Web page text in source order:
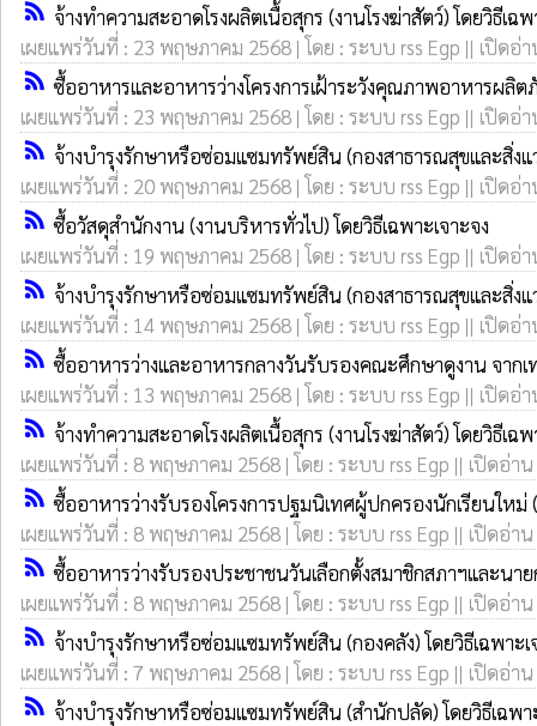
rss_feed จ้างทำความสะอาดโรงผลิตเนื้อสุกร (งานโรงฆ่าสัตว์) โดยวิธีเฉพ
เผยแพร่วันที่ : 23 พฤษภาคม 2568 | โดย : ระบบ rss Egp || เปิดอ่
rss_feed ซื้ออาหารและอาหารว่างโครงการเฝ้าระวังคุณภาพอาหาร
เผยแพร่วันที่ : 23 พฤษภาคม 2568 | โดย : ระบบ rss Egp || เปิดอ่
rss_feed จ้างบำรุงรักษาหรือซ่อมแซมทรัพย์สิน (กองสาธารณสุขและสิ่งแ
เผยแพร่วันที่ : 20 พฤษภาคม 2568 | โดย : ระบบ rss Egp || เปิดอ่
rss_feed ซื้อวัสดุสำนักงาน (งานบริหารทั่วไป) โดยวิธีเฉพาะเจาะจง
เผยแพร่วันที่ : 19 พฤษภาคม 2568 | โดย : ระบบ rss Egp || เปิดอ่
rss_feed จ้างบำรุงรักษาหรือซ่อมแซมทรัพย์สิน (กองสาธารณสุขและสิ่งแ
เผยแพร่วันที่ : 14 พฤษภาคม 2568 | โดย : ระบบ rss Egp || เปิดอ่
rss_feed ซื้ออาหารว่างและอาหารกลางวันรับรองคณะศึกษาดูงาน จาก
เผยแพร่วันที่ : 13 พฤษภาคม 2568 | โดย : ระบบ rss Egp || เปิดอ่
rss_feed จ้างทำความสะอาดโรงผลิตเนื้อสุกร (งานโรงฆ่าสัตว์) โดยวิธีเฉพ
เผยแพร่วันที่ : 8 พฤษภาคม 2568 | โดย : ระบบ rss Egp || เปิดอ่า
rss_feed ซื้ออาหารว่างรับรองโครงการปฐมนิเทศผู้ปกครองนักเรียนให
เผยแพร่วันที่ : 8 พฤษภาคม 2568 | โดย : ระบบ rss Egp || เปิดอ่า
rss_feed ซื้ออาหารว่างรับรองประชาชนวันเลือกตั้งสมาชิกสภาฯและน
เผยแพร่วันที่ : 8 พฤษภาคม 2568 | โดย : ระบบ rss Egp || เปิดอ่า
rss_feed จ้างบำรุงรักษาหรือซ่อมแซมทรัพย์สิน (กองคลัง) โดยวิธีเฉพาะเ
เผยแพร่วันที่ : 7 พฤษภาคม 2568 | โดย : ระบบ rss Egp || เปิดอ่า
rss_feed จ้างบำรุงรักษาหรือซ่อมแซมทรัพย์สิน (สำนักปลัด) โดยวิธีเฉพา